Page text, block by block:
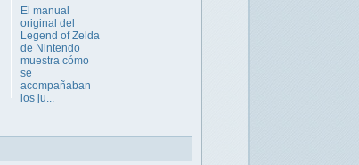
El manual
original del
Legend of Zelda
de Nintendo
muestra cómo
se
acompañaban
los ju...